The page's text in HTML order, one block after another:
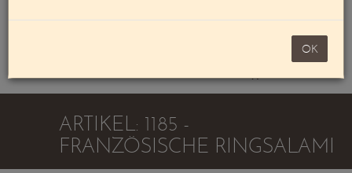
noch 100,00 €
Warenkorb
OK
ARTIKEL: 1185 -
FRANZÖSISCHE RINGSALAMI